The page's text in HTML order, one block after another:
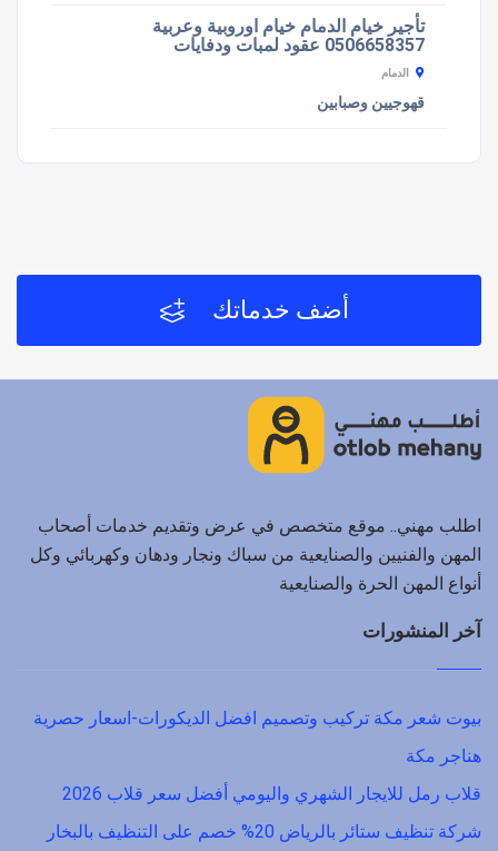
تأجير خيام الدمام خيام اوروبية وعربية
0506658357 عقود لمبات ودفايات
الدمام
قهوجيين وصبابين
أضف خدماتك
اطلب مهني.. موقع متخصص في عرض وتقديم خدمات أصحاب
المهن والفنيين والصنايعية من سباك ونجار ودهان وكهربائي وكل
أنواع المهن الحرة والصنايعية
آخر المنشورات
بيوت شعر مكة تركيب وتصميم افضل الديكورات-اسعار حصرية
هناجر مكة
قلاب رمل للايجار الشهري واليومي أفضل سعر قلاب 2026
شركة تنظيف ستائر بالرياض 20% خصم على التنظيف بالبخار